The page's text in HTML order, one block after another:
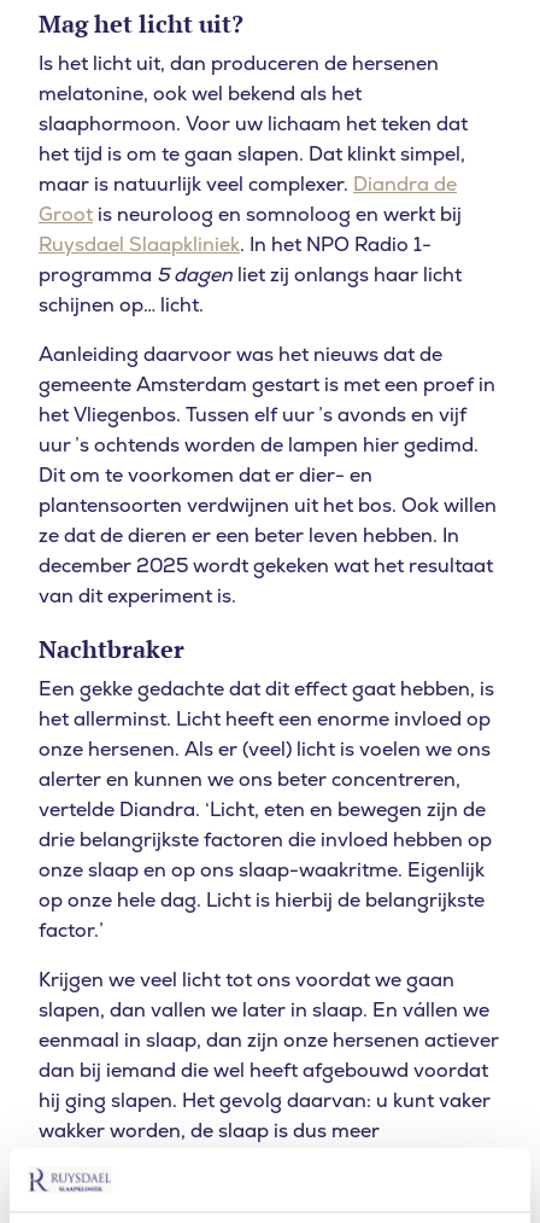
Mag het licht uit?
Is het licht uit, dan produceren de hersenen
melatonine, ook wel bekend als het
slaaphormoon. Voor uw lichaam het teken dat
het tijd is om te gaan slapen. Dat klinkt simpel,
maar is natuurlijk veel complexer. Diandra de
Groot is neuroloog en somnoloog en werkt bij
Ruysdael Slaapkliniek. In het NPO Radio 1-
programma 5 dagen liet zij onlangs haar licht
schijnen op… licht.
Aanleiding daarvoor was het nieuws dat de
gemeente Amsterdam gestart is met een proef in
het Vliegenbos. Tussen elf uur ’s avonds en vijf
uur ’s ochtends worden de lampen hier gedimd.
Dit om te voorkomen dat er dier- en
plantensoorten verdwijnen uit het bos. Ook willen
ze dat de dieren er een beter leven hebben. In
december 2025 wordt gekeken wat het resultaat
van dit experiment is.
Nachtbraker
Een gekke gedachte dat dit effect gaat hebben, is
het allerminst. Licht heeft een enorme invloed op
onze hersenen. Als er (veel) licht is voelen we ons
alerter en kunnen we ons beter concentreren,
vertelde Diandra. ‘Licht, eten en bewegen zijn de
drie belangrijkste factoren die invloed hebben op
onze slaap en op ons slaap-waakritme. Eigenlijk
op onze hele dag. Licht is hierbij de belangrijkste
factor.’
Krijgen we veel licht tot ons voordat we gaan
slapen, dan vallen we later in slaap. En vállen we
eenmaal in slaap, dan zijn onze hersenen actiever
dan bij iemand die wel heeft afgebouwd voordat
hij ging slapen. Het gevolg daarvan: u kunt vaker
wakker worden, de slaap is dus meer
wakker wordt met het gevoel: ik heb niet lekker